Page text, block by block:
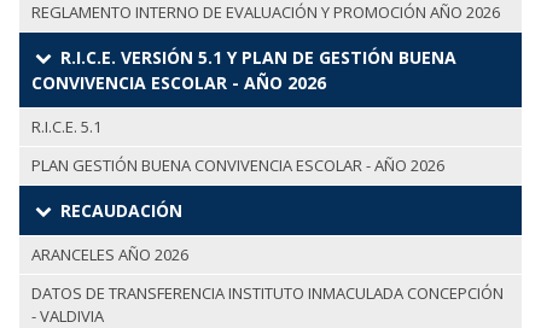
REGLAMENTO INTERNO DE EVALUACIÓN Y PROMOCIÓN AÑO 2026
R.I.C.E. VERSIÓN 5.1 Y PLAN DE GESTIÓN BUENA
CONVIVENCIA ESCOLAR - AÑO 2026
R.I.C.E. 5.1
PLAN GESTIÓN BUENA CONVIVENCIA ESCOLAR - AÑO 2026
RECAUDACIÓN
ARANCELES AÑO 2026
DATOS DE TRANSFERENCIA INSTITUTO INMACULADA CONCEPCIÓN
- VALDIVIA